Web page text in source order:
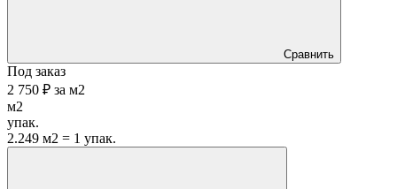
Сравнить
Под заказ
2 750 ₽ за м2
м2
упак.
2.249 м2 = 1 упак.